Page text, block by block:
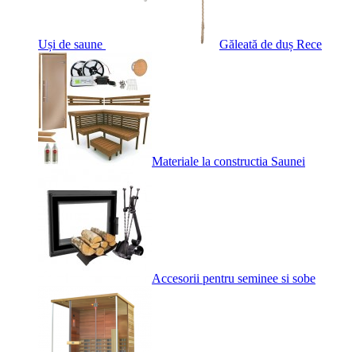
Uși de saune Găleată de duș Rece
Materiale la constructia Saunei
Accesorii pentru seminee si sobe